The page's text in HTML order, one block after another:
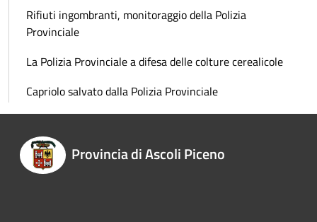
Rifiuti ingombranti, monitoraggio della Polizia
Provinciale
La Polizia Provinciale a difesa delle colture cerealicole
Capriolo salvato dalla Polizia Provinciale
Provincia di Ascoli Piceno